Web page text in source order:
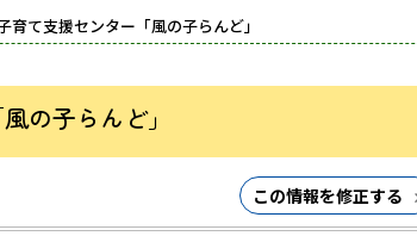
育て支援センター「風の子らんど」
の子らんど」
この情報を修正する